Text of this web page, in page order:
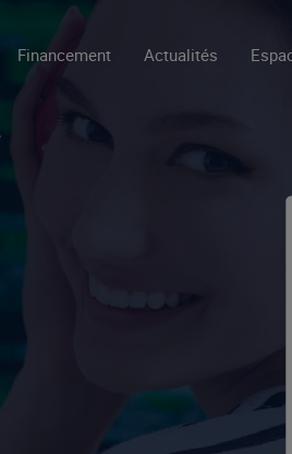
Financement Actualités